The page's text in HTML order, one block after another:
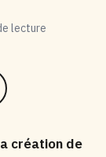
lecture
création de